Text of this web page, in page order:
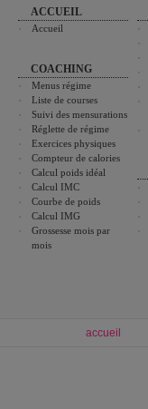
ACCUEIL
Accueil
COACHING
Menus régime
Liste de courses
Suivi des mensurations
Réglette de régime
Exercices physiques
Compteur de calories
Calcul poids idéal
Calcul IMC
Courbe de poids
Calcul IMG
Grossesse mois par
mois
accueil